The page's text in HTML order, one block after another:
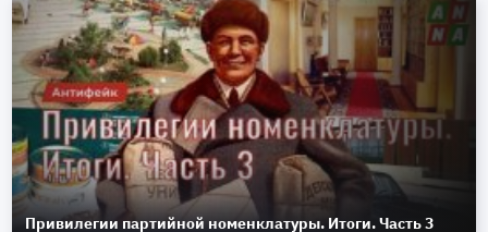
Привилегии партийной номенклатуры. Итоги. Часть 3